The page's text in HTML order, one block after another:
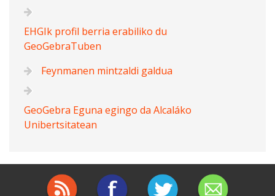
EHGIk profil berria erabiliko du
GeoGebraTuben
Feynmanen mintzaldi galdua
GeoGebra Eguna egingo da Alcaláko
Unibertsitatean